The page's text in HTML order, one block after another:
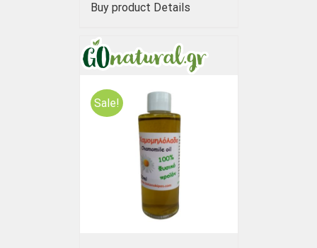
Buy product Details
Sale!